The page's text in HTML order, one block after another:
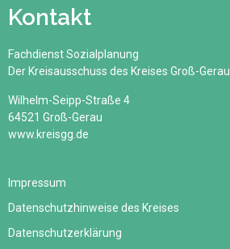
Kontakt
Fachdienst Sozialplanung
Der Kreisausschuss des Kreises Groß-Gerau
Wilhelm-Seipp-Straße 4
64521 Groß-Gerau
www.kreisgg.de
Impressum
Datenschutzhinweise des Kreises
Datenschutzerklärung